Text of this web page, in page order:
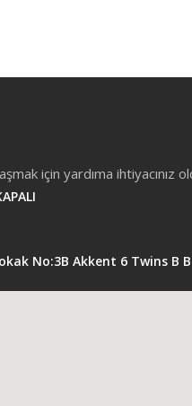
için yardıma ihtiyacınız
No:3B Akkent 6 Twins B